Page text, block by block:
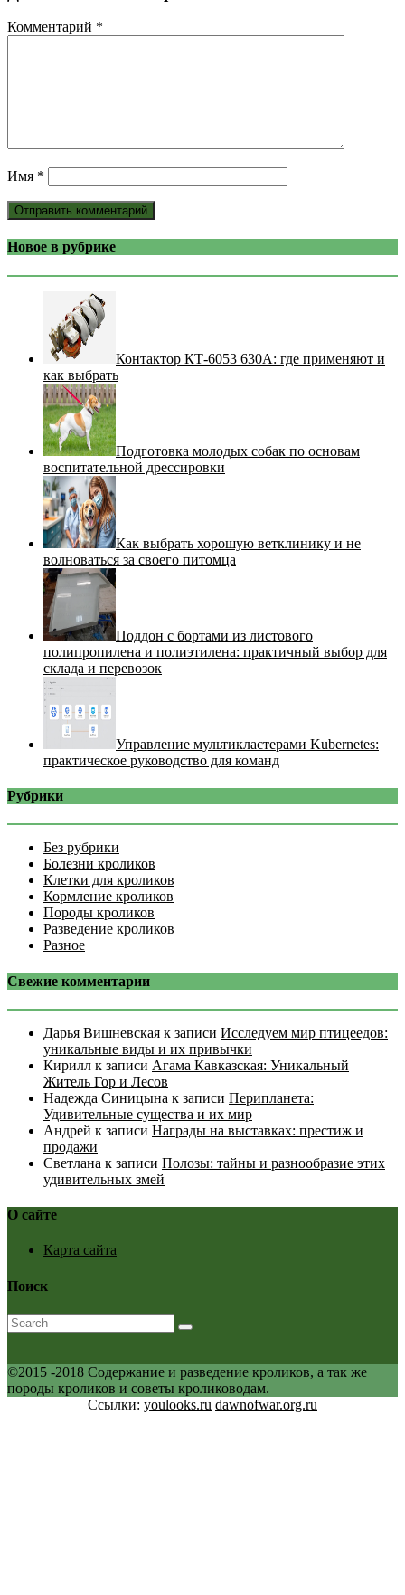
Комментарий *
Имя *
Новое в рубрике
Контактор КТ-6053 630А: где применяют и
как выбрать
Подготовка молодых собак по основам
воспитательной дрессировки
Как выбрать хорошую ветклинику и не
волноваться за своего питомца
Поддон с бортами из листового
полипропилена и полиэтилена: практичный выбор для
склада и перевозок
Управление мультикластерами Kubernetes:
практическое руководство для команд
Рубрики
Без рубрики
Болезни кроликов
Клетки для кроликов
Кормление кроликов
Породы кроликов
Разведение кроликов
Разное
Свежие комментарии
Дарья Вишневская к записи Исследуем мир птицеедов:
уникальные виды и их привычки
Кирилл к записи Агама Кавказская: Уникальный
Житель Гор и Лесов
Надежда Синицына к записи Перипланета:
Удивительные существа и их мир
Андрей к записи Награды на выставках: престиж и
продажи
Светлана к записи Полозы: тайны и разнообразие этих
удивительных змей
О сайте
Карта сайта
Поиск
©2015 -2018 Содержание и разведение кроликов, а так же
породы кроликов и советы кролиководам.
Ссылки: youlooks.ru dawnofwar.org.ru